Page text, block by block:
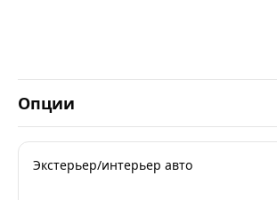
Опции
Экстерьер/интерьер авто